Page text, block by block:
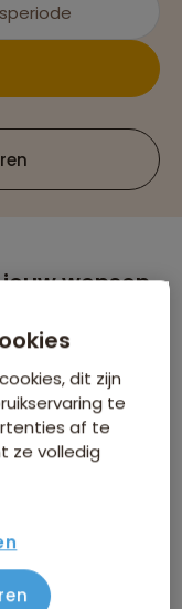
wensen
hotel
dit zijn
te
af te
ze volledig